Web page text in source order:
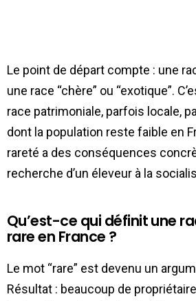
Le point de départ compte : une
une race “chère” ou “exotique”.
race patrimoniale, parfois locale,
dont la population reste faible en
rareté a des conséquences
recherche d’un éleveur à la
Qu’est-ce qui définit une
rare en France ?
Le mot “rare” est devenu un
Résultat : beaucoup de